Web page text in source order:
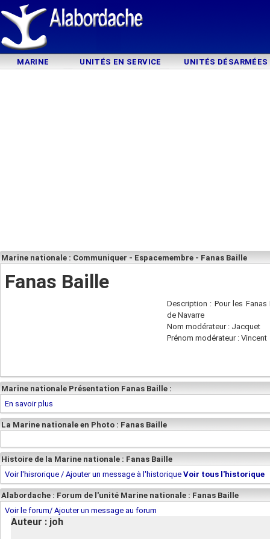
MARINE UNITÉS EN SERVICE UNITÉS DÉSARMÉES
Marine nationale : Communiquer - Espacemembre - Fanas Baille
Fanas Baille
Description : Pour les Fanas
de Navarre
Nom modérateur : Jacquet
Prénom modérateur : Vincent
Marine nationale Présentation Fanas Baille :
En savoir plus
La Marine nationale en Photo : Fanas Baille
Histoire de la Marine nationale : Fanas Baille
Voir l'hisrorique / Ajouter un message à l'historique Voir tous l'historique
Alabordache : Forum de l'unité Marine nationale : Fanas Baille
Voir le forum/ Ajouter un message au forum
Auteur : joh